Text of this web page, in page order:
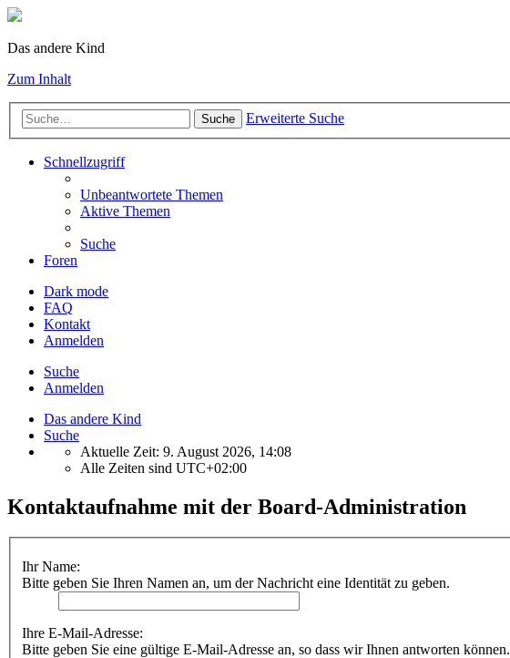
Das andere Kind
Zum Inhalt
Suche Erweiterte Suche
Schnellzugriff
Unbeantwortete Themen
Aktive Themen
Suche
Foren
Dark mode
FAQ
Kontakt
Anmelden
Suche
Anmelden
Das andere Kind
Suche
Aktuelle Zeit: 9. August 2026, 14:08
Alle Zeiten sind UTC+02:00
Kontaktaufnahme mit der Board-Administration
Ihr Name:
Bitte geben Sie Ihren Namen an, um der Nachricht eine Identität zu geben.
Ihre E-Mail-Adresse:
Bitte geben Sie eine gültige E-Mail-Adresse an, so dass wir Ihnen antworten können.